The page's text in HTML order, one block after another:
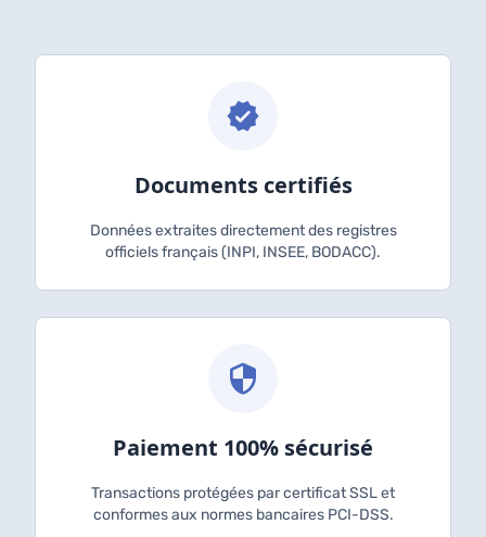
Documents certifiés
Données extraites directement des registres
officiels français (INPI, INSEE, BODACC).
Paiement 100% sécurisé
Transactions protégées par certificat SSL et
conformes aux normes bancaires PCI-DSS.